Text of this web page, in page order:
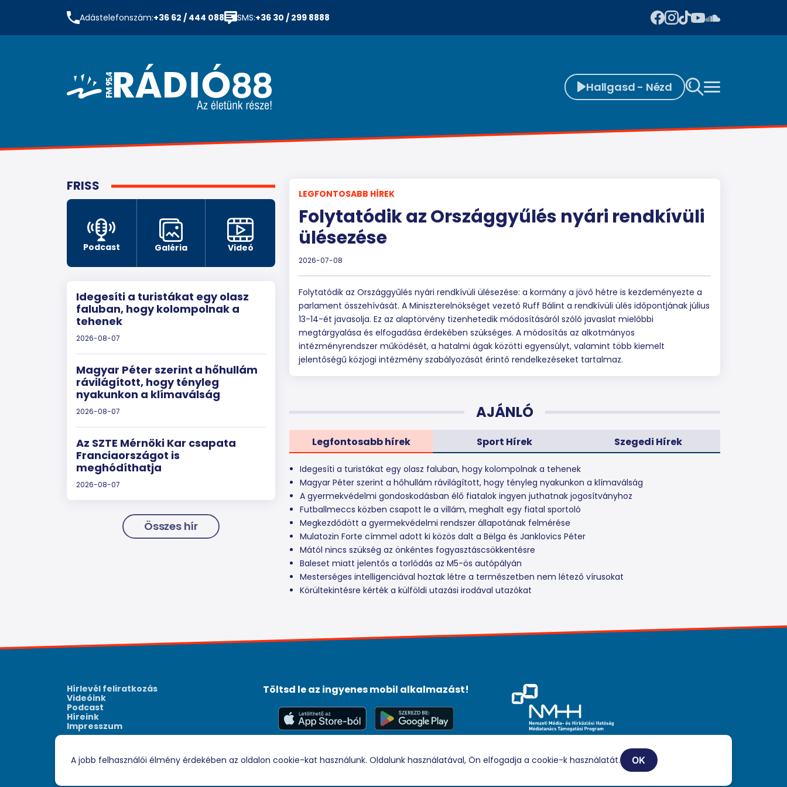
Adástelefonszám:+36 62 / 444 088 SMS:+36 30 / 299 8888
Hallgasd - Nézd
FRISS
Podcast Galéria Videó
Idegesíti a turistákat egy olasz
faluban, hogy kolompolnak a
tehenek
2026-08-07
Magyar Péter szerint a hőhullám
rávilágított, hogy tényleg
nyakunkon a klímaválság
2026-08-07
Az SZTE Mérnöki Kar csapata
Franciaországot is
meghódíthatja
2026-08-07
Összes hír
LEGFONTOSABB HÍREK
Folytatódik az Országgyűlés nyári rendkívüli
ülésezése
2026-07-08
Folytatódik az Országgyűlés nyári rendkívüli ülésezése: a kormány a jövő hétre is kezdeményezte a
parlament összehívását. A Miniszterelnökséget vezető Ruff Bálint a rendkívüli ülés időpontjának július
13-14-ét javasolja. Ez az alaptörvény tizenhetedik módosításáról szóló javaslat mielőbbi
megtárgyalása és elfogadása érdekében szükséges. A módosítás az alkotmányos
intézményrendszer működését, a hatalmi ágak közötti egyensúlyt, valamint több kiemelt
jelentőségű közjogi intézmény szabályozását érintő rendelkezéseket tartalmaz.
AJÁNLÓ
Legfontosabb hírek Sport Hírek Szegedi Hírek
Idegesíti a turistákat egy olasz faluban, hogy kolompolnak a tehenek
Magyar Péter szerint a hőhullám rávilágított, hogy tényleg nyakunkon a klímaválság
A gyermekvédelmi gondoskodásban élő fiatalok ingyen juthatnak jogosítványhoz
Futballmeccs közben csapott le a villám, meghalt egy fiatal sportoló
Megkezdődött a gyermekvédelmi rendszer állapotának felmérése
Mulatozin Forte címmel adott ki közös dalt a Bëlga és Janklovics Péter
Mától nincs szükség az önkéntes fogyasztáscsökkentésre
Baleset miatt jelentős a torlódás az M5-ös autópályán
Mesterséges intelligenciával hoztak létre a természetben nem létező vírusokat
Körültekintésre kérték a külföldi utazási irodával utazókat
Hírlevél feliratkozás
Videóink
Podcast
Híreink
Impresszum
Töltsd le az ingyenes mobil alkalmazást!
Támogatási Program keretében támogatja.
A jobb felhasználói élmény érdekében az oldalon cookie-kat használunk. Oldalunk használatával, Ön elfogadja a cookie-k használatát. OK